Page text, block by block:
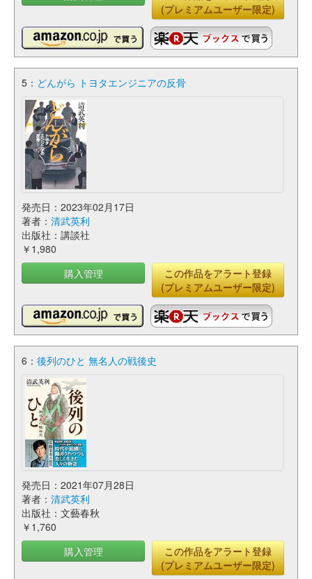
(プレミアムユーザー限定)
5： どんがら トヨタエンジニアの反骨
発売日：2023年02月17日
著者： 清武英利
出版社：講談社
￥1,980
購入管理
この作品をアラート登録
(プレミアムユーザー限定)
6： 後列のひと 無名人の戦後史
発売日：2021年07月28日
著者： 清武英利
出版社：文藝春秋
￥1,760
購入管理
この作品をアラート登録
(プレミアムユーザー限定)